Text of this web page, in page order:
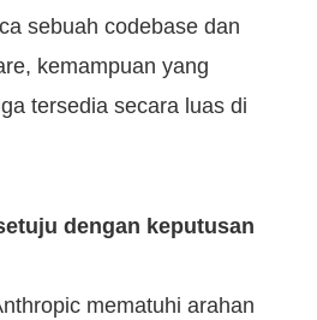
sebuah codebase dan
kemampuan yang
tersedia secara luas di
dengan keputusan
mematuhi arahan